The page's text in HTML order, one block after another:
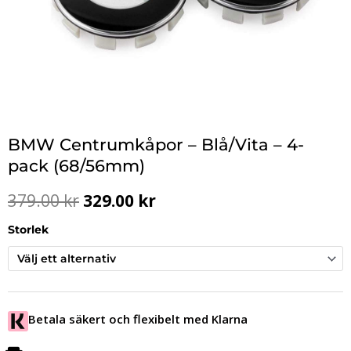
BMW Centrumkåpor – Blå/Vita – 4-
pack (68/56mm)
379.00kr Det
var:
379.00 kr.
329.00 krDet
är:
Storlek
Betala säkert och flexibelt med Klarna